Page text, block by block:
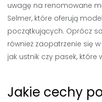
uwagę na renomowane
Selmer, które oferują
początkujących. Oprócz
również zaopatrzenie się
jak ustnik czy pasek, które
Jakie cechy